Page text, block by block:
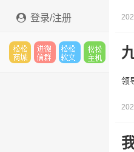
登录/注册
领